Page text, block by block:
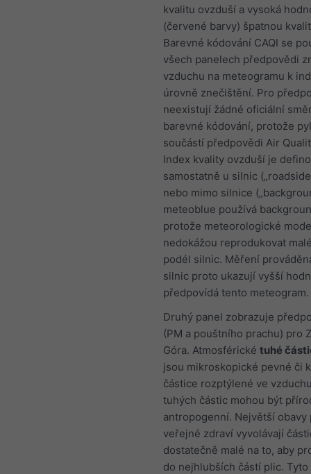
kvalitu ovzduší a vysoká
(červené barvy) špatnou
Barevné kódování CAQI se
všech panelech předpovědi
vzduchu na meteogramu k
úrovně znečištění. Pro
neexistují žádné oficiální
barevné kódování, protože
součástí předpovědi Air
Index kvality ovzduší je
samostatně u silnic
nebo mimo silnice
meteoblue používá
protože meteorologické
nedokážou reprodukovat
podél silnic. Měření
silnic proto ukazují vyšší
předpovídá tento meteogram.
Druhý panel zobrazuje
(PM a pouštního prachu) pro
Góra. Atmosférické tuhé
jsou mikroskopické pevné či
částice rozptýlené ve
tuhých částic mohou být
antropogenní. Největší obavy
veřejné zdraví vyvolávají
dostatečně malé na to, aby
do nejhlubších částí plic. Tyto